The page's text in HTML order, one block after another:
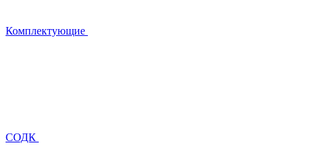
Комплектующие
СОДК